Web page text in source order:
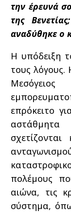
την έρευνά
της
αναδύθηκε ο
Η υπόδειξη
τους λόγους.
επρόκειτο
πολέμους
αιώνα, τις
σύστημα,